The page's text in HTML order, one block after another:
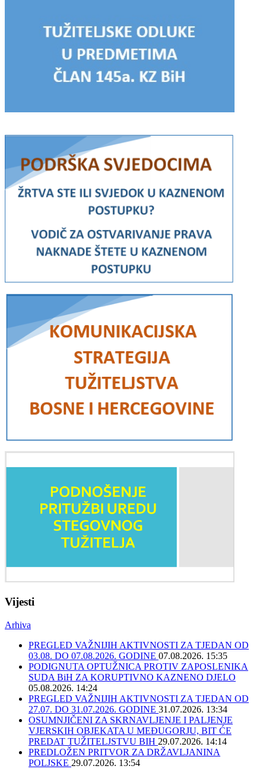
Vijesti
Arhiva
PREGLED VAŽNIJIH AKTIVNOSTI ZA TJEDAN OD
03.08. DO 07.08.2026. GODINE 07.08.2026. 15:35
PODIGNUTA OPTUŽNICA PROTIV ZAPOSLENIKA
SUDA BiH ZA KORUPTIVNO KAZNENO DJELO
05.08.2026. 14:24
PREGLED VAŽNIJIH AKTIVNOSTI ZA TJEDAN OD
27.07. DO 31.07.2026. GODINE 31.07.2026. 13:34
OSUMNJIČENI ZA SKRNAVLJENJE I PALJENJE
VJERSKIH OBJEKATA U MEĐUGORJU, BIT ĆE
PREDAT TUŽITELJSTVU BIH 29.07.2026. 14:14
PREDLOŽEN PRITVOR ZA DRŽAVLJANINA
POLJSKE 29.07.2026. 13:54